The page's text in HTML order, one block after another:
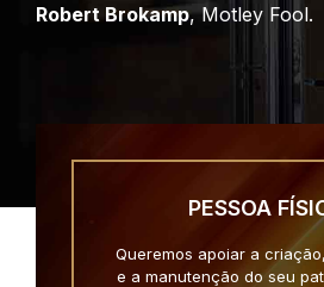
Robert Brokamp, Motley Fool.
PESSOA
Queremos apoiar a
e a manutenção do seu